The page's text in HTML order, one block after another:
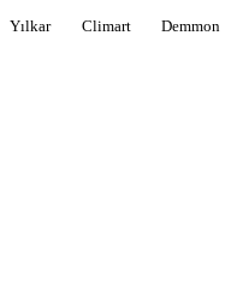
Yılkar Climart Demmon